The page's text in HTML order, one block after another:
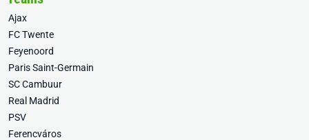
Ajax
FC Twente
Feyenoord
Paris Saint-Germain
SC Cambuur
Real Madrid
PSV
Ferencváros